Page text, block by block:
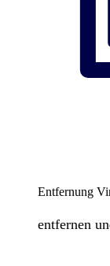
Entfernung
entfernen